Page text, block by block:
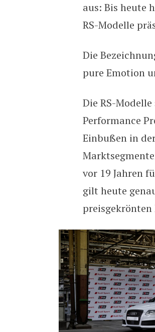
aus: Bis heute
RS-Modelle
Die
pure Emotion
Die RS-
Performance
Einbußen in
vor 19 Jahren
gilt heute